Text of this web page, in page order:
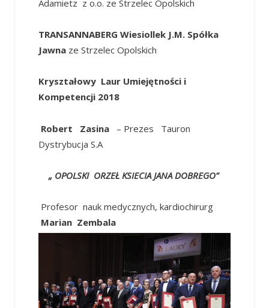
Adamietz z o.o. ze Strzelec Opolskich
TRANSANNABERG Wiesiollek J.M. Spółka
Jawna ze Strzelec Opolskich
Kryształowy Laur Umiejętności i
Kompetencji 2018
Robert Zasina
– Prezes Tauron
Dystrybucja S.A
„ OPOLSKI ORZEŁ KSIECIA JANA DOBREGO”
Profesor nauk medycznych, kardiochirurg
Marian Zembala